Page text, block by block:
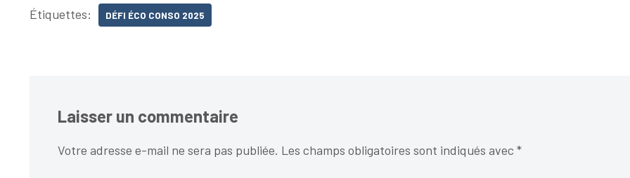
Étiquettes: DÉFI ÉCO CONSO 2025
Laisser un commentaire
Votre adresse e-mail ne sera pas publiée. Les champs obligatoires sont indiqués avec *